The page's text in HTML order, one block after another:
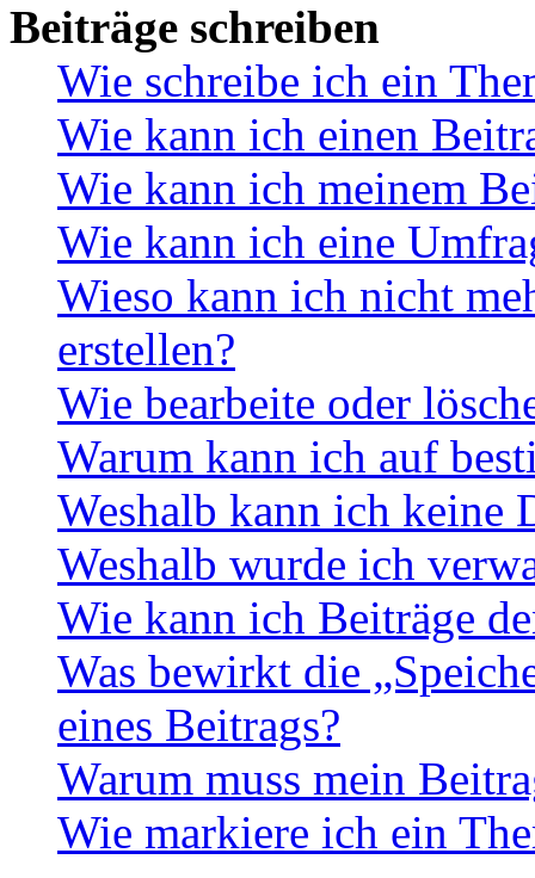
Beiträge schreiben
Wie schreibe ich ein
Wie kann ich einen
Wie kann ich meinem
Wie kann ich eine
Wieso kann ich nicht
erstellen?
Wie bearbeite oder
Warum kann ich auf
Weshalb kann ich keine
Weshalb wurde ich
Wie kann ich Beiträge
Was bewirkt die
eines Beitrags?
Warum muss mein
Wie markiere ich ein